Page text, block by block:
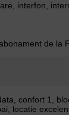
interfon,
de la
confort 1,
locatie